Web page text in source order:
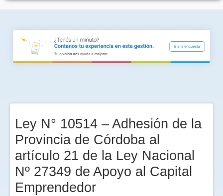
Ley N° 10514 – Adhesión de la
Provincia de Córdoba al
artículo 21 de la Ley Nacional
Nº 27349 de Apoyo al Capital
Emprendedor